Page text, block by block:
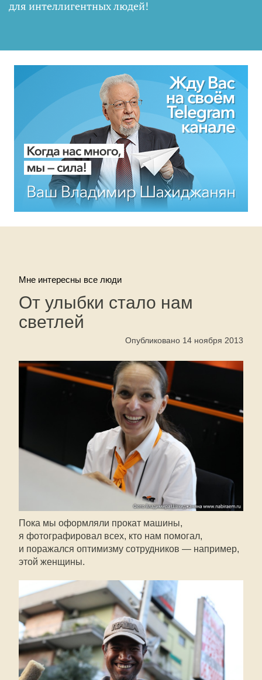
для интеллигентных людей!
Мне интересны все люди
От улыбки стало нам
светлей
Опубликовано 14 ноября 2013
Пока мы оформляли прокат машины,
я фотографировал всех, кто нам помогал,
и поражался оптимизму сотрудников — например,
этой женщины.